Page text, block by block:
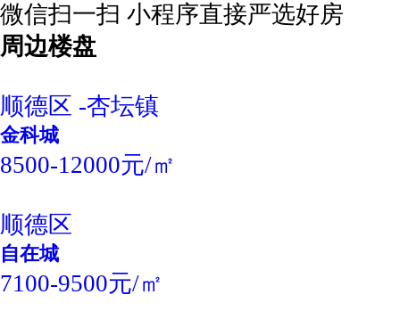
微信扫一扫 小程序直接严选好房
周边楼盘
顺德区 -杏坛镇
金科城
8500-12000元/㎡
顺德区
自在城
7100-9500元/㎡